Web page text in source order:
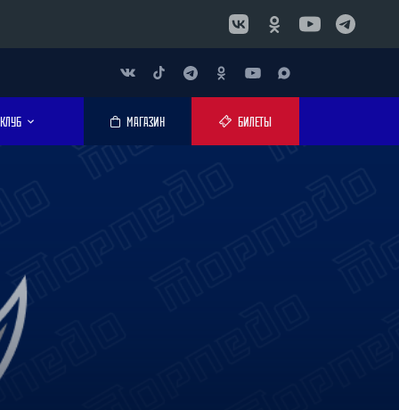
КЛУБ МАГАЗИН БИЛЕТЫ